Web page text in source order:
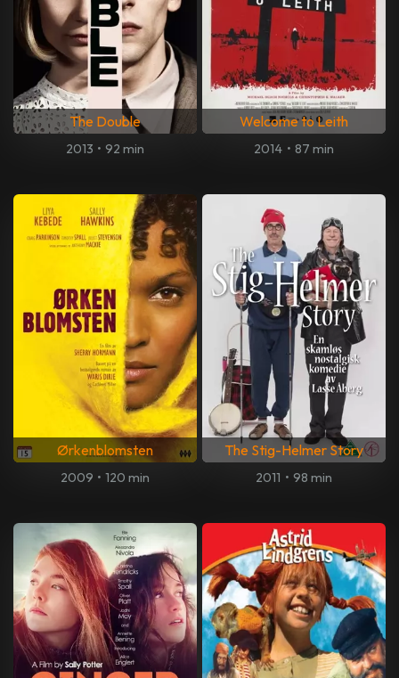
The Double
2013 • 92 min
Welcome to Leith
2014 • 87 min
Ørkenblomsten
2009 • 120 min
The Stig-Helmer Story
2011 • 98 min